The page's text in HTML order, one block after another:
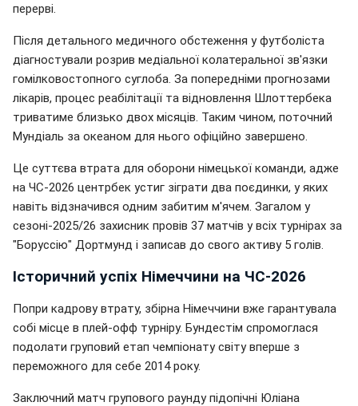
перерві.
Після детального медичного обстеження у футболіста
діагностували розрив медіальної колатеральної зв'язки
гомілковостопного суглоба. За попередніми прогнозами
лікарів, процес реабілітації та відновлення Шлоттербека
триватиме близько двох місяців. Таким чином, поточний
Мундіаль за океаном для нього офіційно завершено.
Це суттєва втрата для оборони німецької команди, адже
на ЧС-2026 центрбек устиг зіграти два поєдинки, у яких
навіть відзначився одним забитим м'ячем. Загалом у
сезоні-2025/26 захисник провів 37 матчів у всіх турнірах за
"Боруссію" Дортмунд і записав до свого активу 5 голів.
Історичний успіх Німеччини на ЧС-2026
Попри кадрову втрату, збірна Німеччини вже гарантувала
собі місце в плей-офф турніру. Бундестім спромоглася
подолати груповий етап чемпіонату світу вперше з
переможного для себе 2014 року.
Заключний матч групового раунду підопічні Юліана